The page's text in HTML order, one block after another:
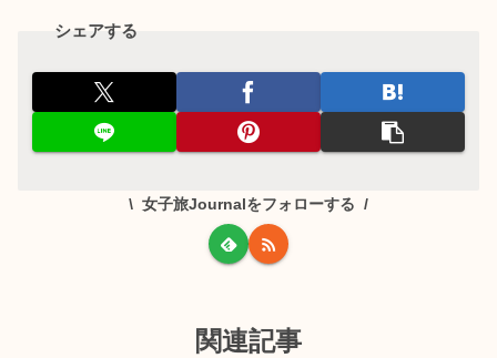
シェアする
女子旅Journalをフォローする
関連記事